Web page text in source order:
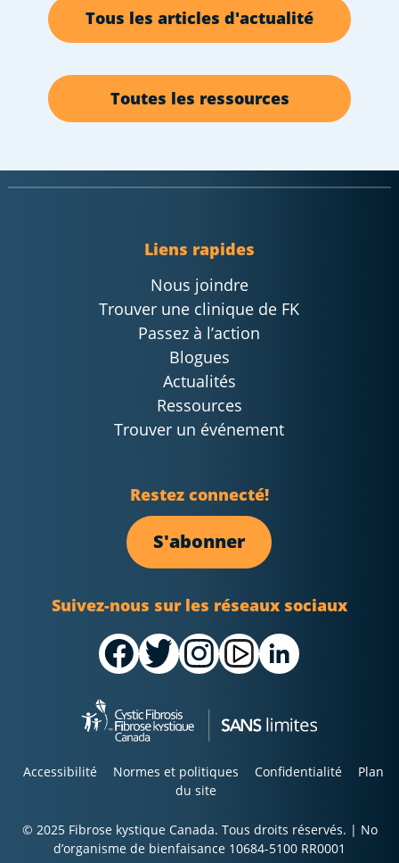
Tous les articles d'actualité
Toutes les ressources
Liens rapides
Nous joindre
Trouver une clinique de FK
Passez à l’action
Blogues
Actualités
Ressources
Trouver un événement
Restez connecté!
S'abonner
Suivez-nous sur les réseaux sociaux
Accessibilité Normes et politiques Confidentialité
Plan
du site
© 2025 Fibrose kystique Canada. Tous droits réservés. | No
d’organisme de bienfaisance 10684-5100 RR0001